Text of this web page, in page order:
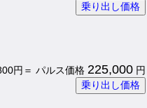
乗り出し価格
円＝ パルス価格 225,000 円
乗り出し価格